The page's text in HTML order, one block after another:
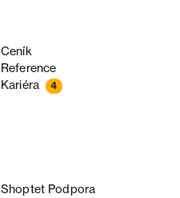
Ceník
Reference
Kariéra 4
Shoptet Podpora